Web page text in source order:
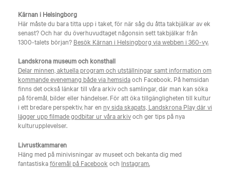
Kärnan i Helsingborg
Här måste du bara titta upp i taket, för när såg du åtta takbjälkar av ek
senast? Och har du överhuvudtaget någonsin sett takbjälkar från
1300-talets början? Besök Kärnan i Helsingborg via webben i 360-vy.
Landskrona museum och konsthall
Delar minnen, aktuella program och utställningar samt information om
kommande evenemang både via hemsidaoch Facebook. På hemsidan
finns det också länkar till våra arkiv och samlingar, där man kan söka
på föremål, bilder eller händelser. För att öka tillgängligheten till kultur
i ett bredare perspektiv, har en ny sida skapats, Landskrona Play där vi
lägger upp filmade godbitar ur våra arkivoch ger tips på nya
kulturupplevelser.
Livrustkammaren
Häng med på minivisningar av museet och bekanta dig med
fantastiskaföremål på Facebook och Instagram.